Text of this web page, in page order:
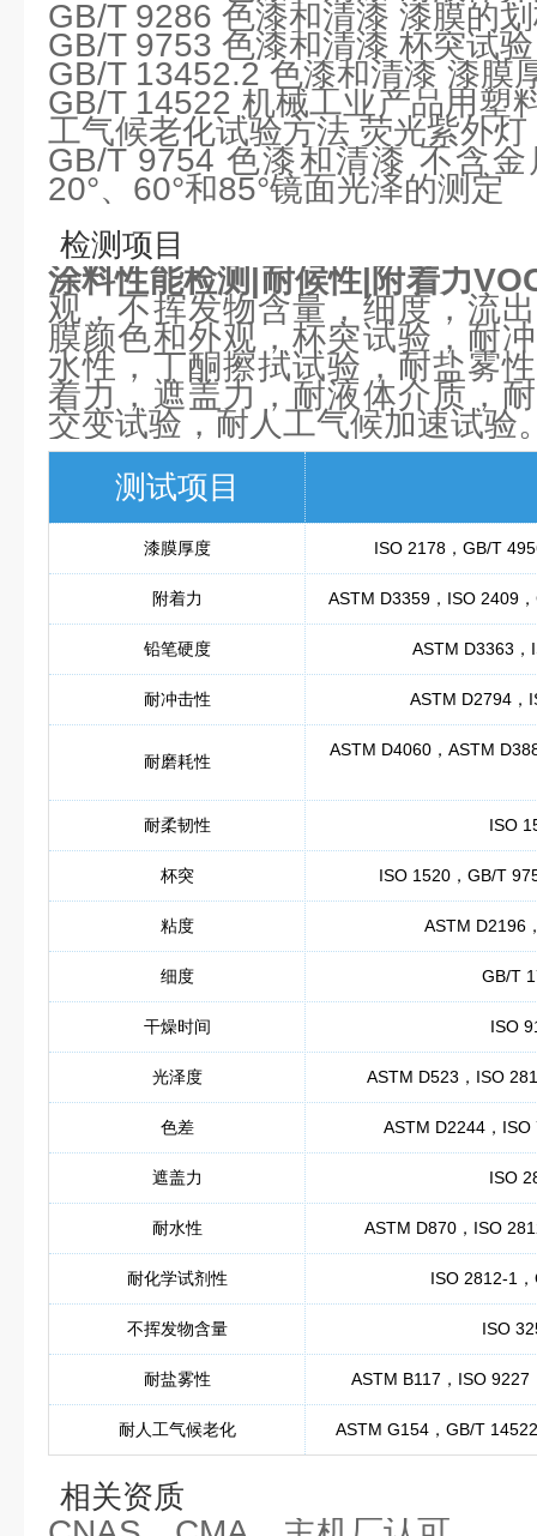
GB/T 9286 色漆和清漆 漆膜的
GB/T 9753 色漆和清漆 杯突试验
GB/T 13452.2 色漆和清漆 漆膜
GB/T 14522 机械工业产品用塑
工气候老化试验方法 荧光紫外灯
GB/T 9754 色漆和清漆 不含
20°、60°和85°镜面光泽的测定
检测项目
涂料性能检测|耐候性|附着力
观，不挥发物含量，细度，流
膜颜色和外观，杯突试验，耐
水性，丁酮擦拭试验，耐盐雾
着力，遮盖力，耐液体介质，
交变试验，耐人工气候加速试验
测试项目
漆膜厚度 ISO 2178，GB/T
附着力 ASTM D3359，ISO 2409
铅笔硬度 ASTM D3363，
耐冲击性 ASTM D2794，
耐磨耗性
ASTM D4060，ASTM
耐柔韧性 ISO
杯突 ISO 1520，GB/T
粘度 ASTM D2196
细度 GB/T
干燥时间 ISO
光泽度 ASTM D523，ISO
色差 ASTM D2244，
遮盖力 ISO
耐水性 ASTM D870，ISO
耐化学试剂性 ISO 2812-1
不挥发物含量 ISO
耐盐雾性 ASTM B117，ISO
耐人工气候老化 ASTM G154，GB/T
相关资质